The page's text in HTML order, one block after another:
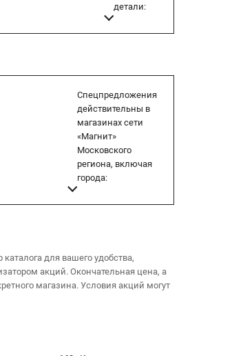
детали:
Спецпредложения
действительны в
магазинах сети
«Магнит»
Московского
региона, включая
города:
для вашего удобства,
акций. Окончательная цена, а
магазина. Условия акций могут